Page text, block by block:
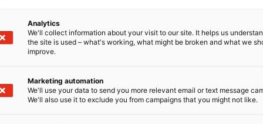
ulko-osastolle U26! Osastolla tavattavissa
Analytics
We'll collect information about your visit to our site. It helps us
the site is used – what's working, what might be broken and what we
improve.
Marketing automation
We'll use your data to send you more relevant email or text message
We'll also use it to exclude you from campaigns that you might not like.